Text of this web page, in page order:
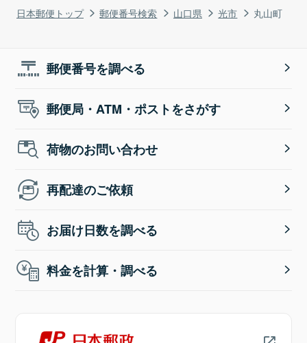
日本郵便トップ 郵便番号検索 山口県 光市 丸山町
郵便番号を調べる
郵便局・ATM・ポストをさがす
荷物のお問い合わせ
再配達のご依頼
お届け日数を調べる
料金を計算・調べる